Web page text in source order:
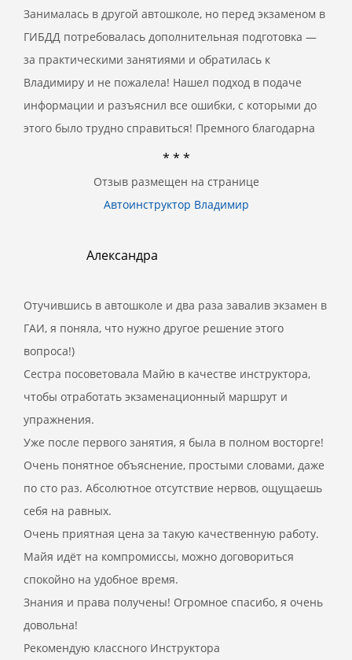
Занималась в другой автошколе, но перед экзаменом в
ГИБДД потребовалась дополнительная подготовка —
за практическими занятиями и обратилась к
Владимиру и не пожалела! Нашел подход в подаче
информации и разъяснил все ошибки, с которыми до
этого было трудно справиться! Премного благодарна
* * *
Отзыв размещен на странице
Автоинструктор Владимир
Александра
Отучившись в автошколе и два раза завалив экзамен в
ГАИ, я поняла, что нужно другое решение этого
вопроса!)
Сестра посоветовала Майю в качестве инструктора,
чтобы отработать экзаменационный маршрут и
упражнения.
Уже после первого занятия, я была в полном восторге!
Очень понятное объяснение, простыми словами, даже
по сто раз. Абсолютное отсутствие нервов, ощущаешь
себя на равных.
Очень приятная цена за такую качественную работу.
Майя идёт на компромиссы, можно договориться
спокойно на удобное время.
Знания и права получены! Огромное спасибо, я очень
довольна!
Рекомендую классного Инструктора